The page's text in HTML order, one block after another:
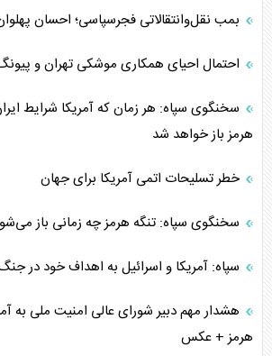
بمب نقل‌وانتقالاتی فجرسپاسی؛ احسان
احتمال احیای همکاری موشکی تهران و
سخنگوی سپاه: هر زمان که آمریکا شرایط
هرمز باز خواهد شد
خطر تسلیحات اتمی آمریکا برای جهان
سخنگوی سپاه: تنگه هرمز چه زمانی باز
سپاه: آمریکا و اسرائیل به اهداف خود در
هشدار مهم دبیر شورای عالی امنیت ملی به
هرمز + عکس